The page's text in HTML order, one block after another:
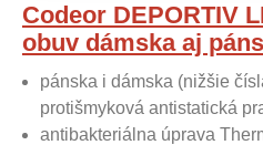
Codeor DEPORTIV
obuv dámska aj
pánska i dámska (nižšie
protišmyková antistatická
antibakteriálna úprava